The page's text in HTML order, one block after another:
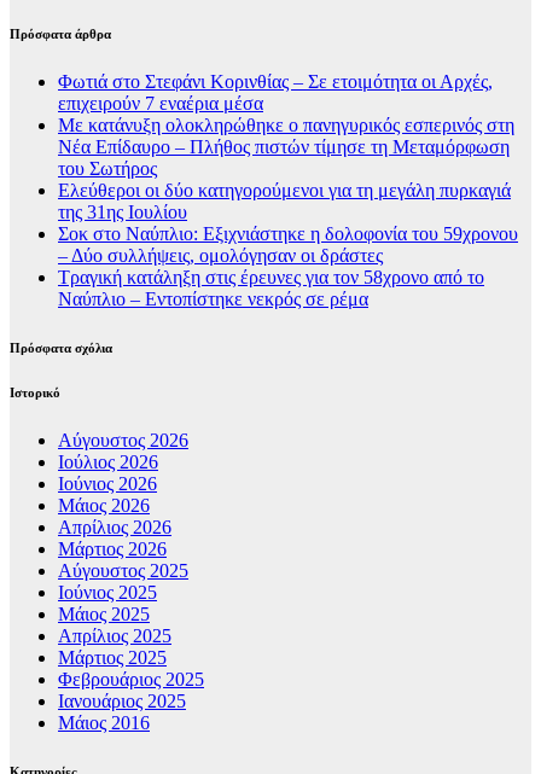
Πρόσφατα άρθρα
Φωτιά στο Στεφάνι Κορινθίας – Σε ετοιμότητα οι Αρχές,
επιχειρούν 7 εναέρια μέσα
Με κατάνυξη ολοκληρώθηκε ο πανηγυρικός εσπερινός στη
Νέα Επίδαυρο – Πλήθος πιστών τίμησε τη Μεταμόρφωση
του Σωτήρος
Ελεύθεροι οι δύο κατηγορούμενοι για τη μεγάλη πυρκαγιά
της 31ης Ιουλίου
Σοκ στο Ναύπλιο: Εξιχνιάστηκε η δολοφονία του 59χρονου
– Δύο συλλήψεις, ομολόγησαν οι δράστες
Τραγική κατάληξη στις έρευνες για τον 58χρονο από το
Ναύπλιο – Εντοπίστηκε νεκρός σε ρέμα
Πρόσφατα σχόλια
Ιστορικό
Αύγουστος 2026
Ιούλιος 2026
Ιούνιος 2026
Μάιος 2026
Απρίλιος 2026
Μάρτιος 2026
Αύγουστος 2025
Ιούνιος 2025
Μάιος 2025
Απρίλιος 2025
Μάρτιος 2025
Φεβρουάριος 2025
Ιανουάριος 2025
Μάιος 2016